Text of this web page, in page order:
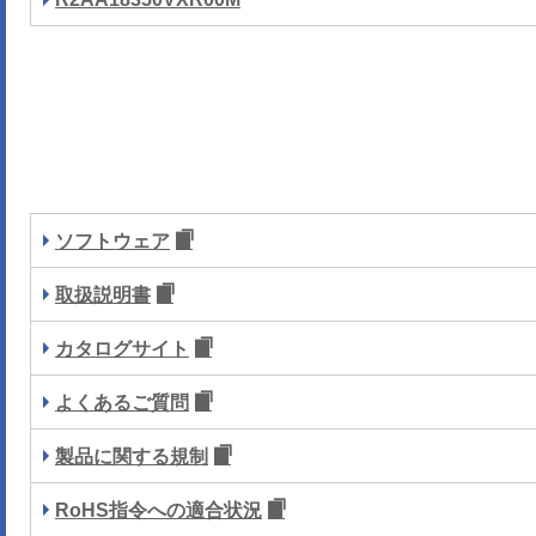
ソフトウェア
取扱説明書
カタログサイト
よくあるご質問
製品に関する規制
RoHS指令への適合状況